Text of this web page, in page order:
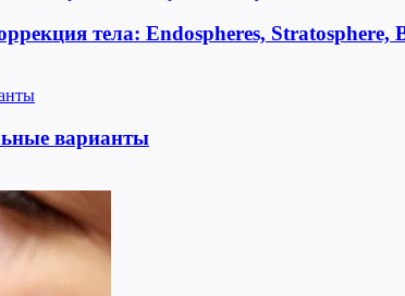
тела: Endospheres, Stratosphere,
варианты